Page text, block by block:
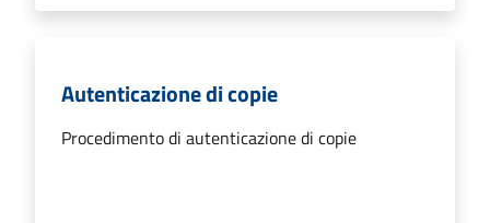
Autenticazione di copie
Procedimento di autenticazione di copie